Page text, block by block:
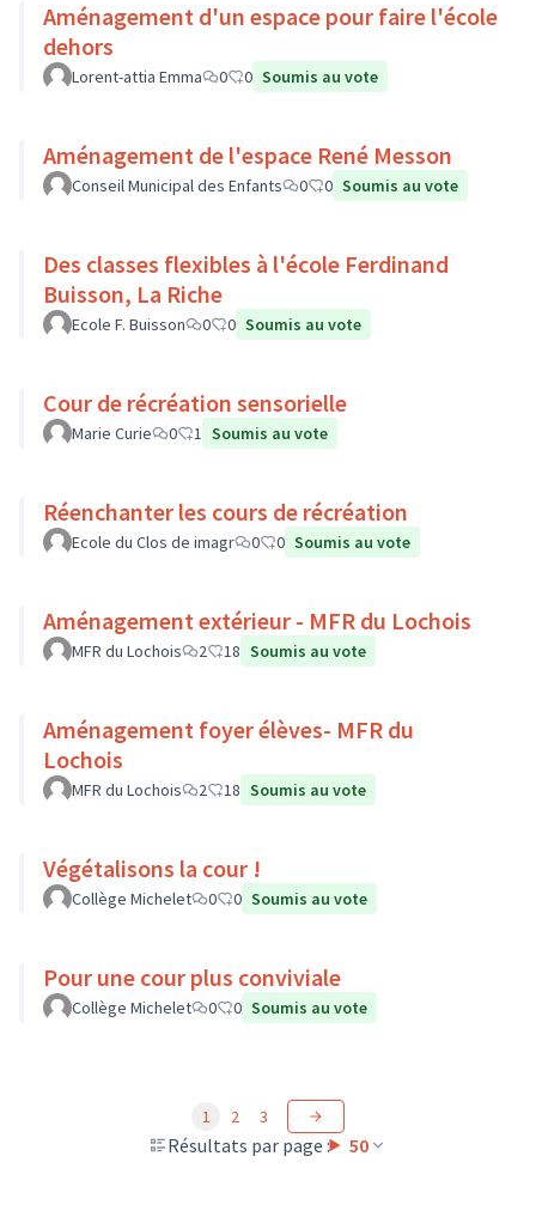
Aménagement d'un espace pour faire l'école
dehors
Lorent-attia Emma 0 0 Soumis au vote
Aménagement de l'espace René Messon
Conseil Municipal des Enfants 0 0 Soumis au vote
Des classes flexibles à l'école Ferdinand
Buisson, La Riche
Ecole F. Buisson 0 0 Soumis au vote
Cour de récréation sensorielle
Marie Curie 0 1 Soumis au vote
Réenchanter les cours de récréation
Ecole du Clos de imagr 0 0 Soumis au vote
Aménagement extérieur - MFR du Lochois
MFR du Lochois 2 18 Soumis au vote
Aménagement foyer élèves- MFR du
Lochois
MFR du Lochois 2 18 Soumis au vote
Végétalisons la cour !
Collège Michelet 0 0 Soumis au vote
Pour une cour plus conviviale
Collège Michelet 0 0 Soumis au vote
Résultats par page : 50
1 2 3